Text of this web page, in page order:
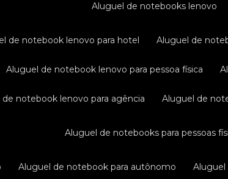
aluguel de notebooks lenovo
de notebook lenovo para hotel aluguel de
aluguel de notebook lenovo para pessoa física
de notebook lenovo para agência aluguel de
aluguel de notebooks para pessoas
aluguel de notebook para autônomo